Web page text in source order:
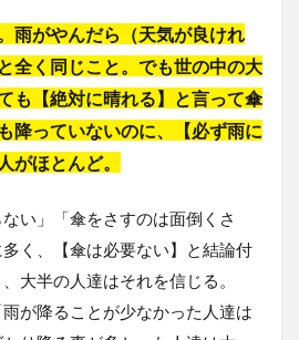
雨がやんだら（天気が良けれ
全く同じこと。でも世の中の大
も【絶対に晴れる】と言って傘
降っていないのに、【必ず雨に
がほとんど。
ない」「傘をさすのは面倒くさ
く、【傘は必要ない】と結論付
大半の人達はそれを信じる。
が降ることが少なかった人達は